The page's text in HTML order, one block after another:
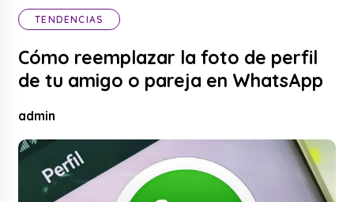
TENDENCIAS
Cómo reemplazar la foto de perfil
de tu amigo o pareja en WhatsApp
admin